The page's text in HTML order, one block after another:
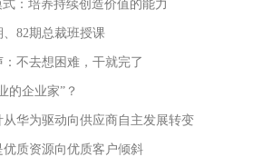
：培养持续创造价值的能力
82期总裁班授课
不去想困难，干就完了
的企业家”？
华为驱动向供应商自主发展转变
质资源向优质客户倾斜